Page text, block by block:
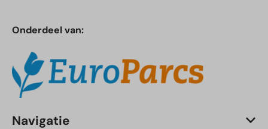
Onderdeel van:
Navigatie